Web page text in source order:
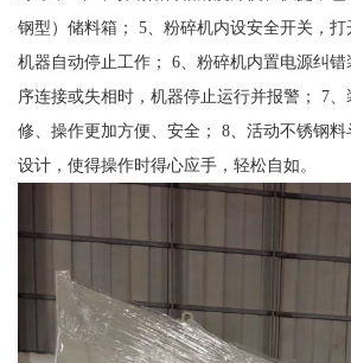
钢型）储料箱； 5、粉碎机内设安全开关，打
机器自动停止工作； 6、粉碎机内置电源纠
序连接或失相时，机器停止运行并报警； 7
修、操作更加方便、安全； 8、活动不锈钢
设计，使得操作时得心应手，轻松自如。